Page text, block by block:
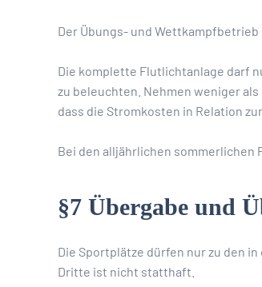
Der Übungs- und
Die komplette Flutlichtanlage darf
zu beleuchten. Nehmen weniger
dass die Stromkosten in Relation
Bei den alljährlichen sommerlichen
§7 Übergabe und
Die Sportplätze dürfen nur zu den
Dritte ist nicht statthaft.